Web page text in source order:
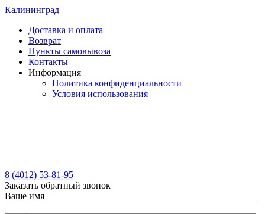
Калининград
Доставка и оплата
Возврат
Пункты самовывоза
Контакты
Информация
Политика конфиденциальности
Условия использования
8 (4012) 53-81-95
Заказать обратный звонок
Ваше имя